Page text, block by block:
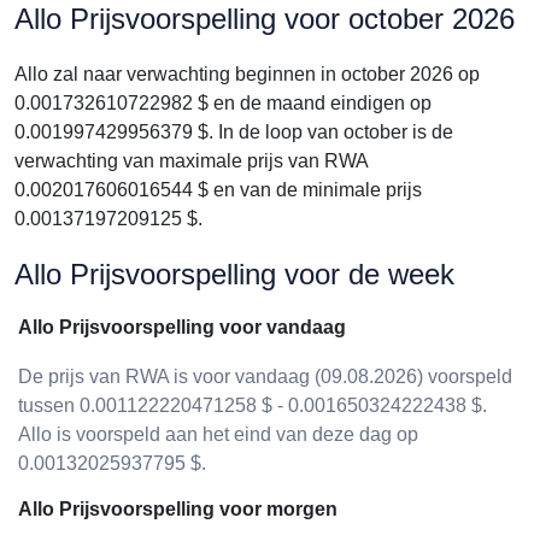
Allo Prijsvoorspelling voor october 2026
Allo zal naar verwachting beginnen in october 2026 op
0.001732610722982 $ en de maand eindigen op
0.001997429956379 $. In de loop van october is de
verwachting van maximale prijs van RWA
0.002017606016544 $ en van de minimale prijs
0.00137197209125 $.
Allo Prijsvoorspelling voor de week
Allo Prijsvoorspelling voor vandaag
De prijs van RWA is voor vandaag (09.08.2026) voorspeld
tussen 0.001122220471258 $ - 0.001650324222438 $.
Allo is voorspeld aan het eind van deze dag op
0.00132025937795 $.
Allo Prijsvoorspelling voor morgen